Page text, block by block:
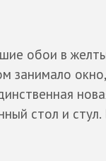
обои в
занимало
стол и